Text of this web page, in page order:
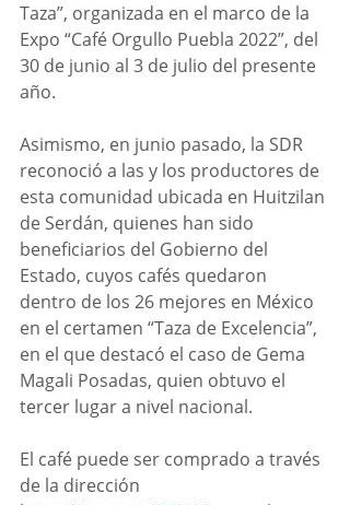
Taza”, organizada en el marco de la
Expo “Café Orgullo Puebla 2022”, del
30 de junio al 3 de julio del presente
año.
Asimismo, en junio pasado, la SDR
reconoció a las y los productores de
esta comunidad ubicada en Huitzilan
de Serdán, quienes han sido
beneficiarios del Gobierno del
Estado, cuyos cafés quedaron
dentro de los 26 mejores en México
en el certamen “Taza de Excelencia”,
en el que destacó el caso de Gema
Magali Posadas, quien obtuvo el
tercer lugar a nivel nacional.
El café puede ser comprado a través
de la dirección